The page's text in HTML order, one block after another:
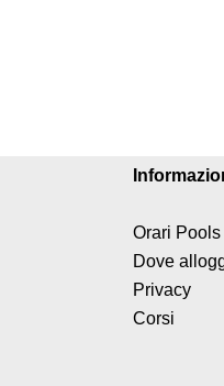
Orari Pools
Dove
Privacy
Corsi